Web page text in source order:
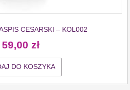
CESARSKI – KOL002
59,00 zł
DO KOSZYKA